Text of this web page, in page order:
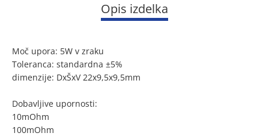
Opis izdelka
Moč upora: 5W v zraku
Toleranca: standardna ±5%
dimenzije: DxŠxV 22x9,5x9,5mm
Dobavljive upornosti:
10mOhm
100mOhm